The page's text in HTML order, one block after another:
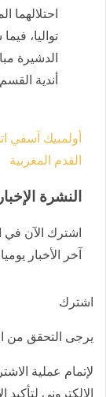
تواليا،
الدشيرة
أندية
أولمبيك آسفي
القدم المغربية
النشرة
اشترك الآن في
آخر الأخبار يوميا
اشترك
يرجى التحقق من
لإتمام عملية
الإلكتروني لتأكيد